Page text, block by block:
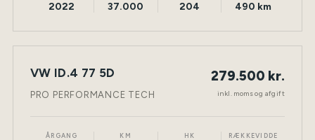
2022 37.000 204 490 km
NY BIL ELEKTRISK TØNDER
VW ID.4 77 5D
PRO PERFORMANCE TECH
279.500 kr.
inkl. moms og afgift
ÅRGANG KM HK RÆKKEVIDDE